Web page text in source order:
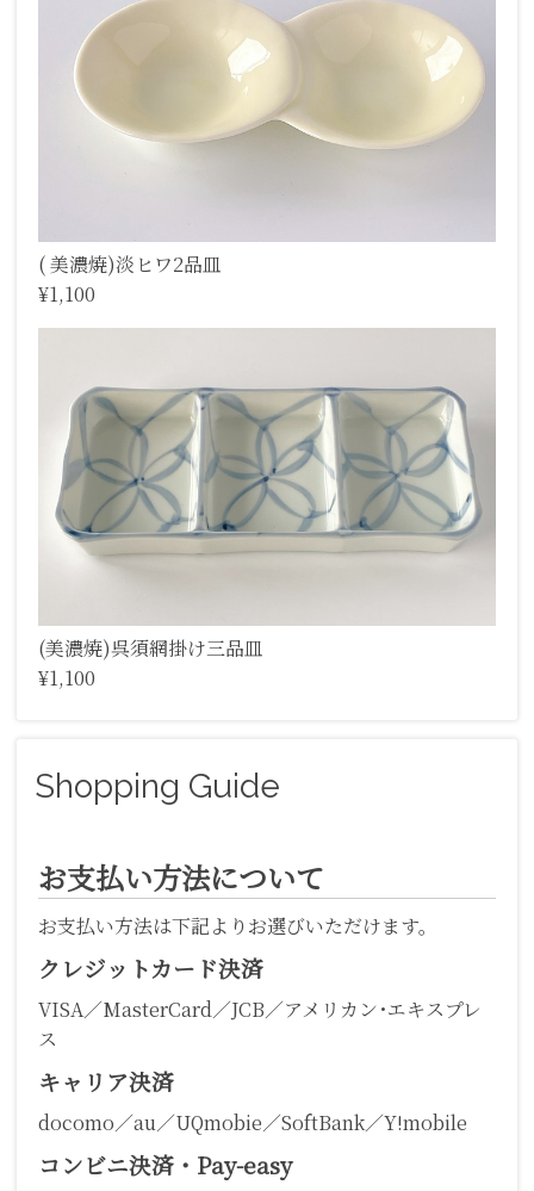
( 美濃焼)淡ヒワ2品皿
¥1,100
(美濃焼)呉須網掛け三品皿
¥1,100
Shopping Guide
お支払い方法について
お支払い方法は下記よりお選びいただけます。
クレジットカード決済
VISA／MasterCard／JCB／アメリカン･エキスプレ
ス
キャリア決済
docomo／au／UQmobie／SoftBank／Y!mobile
コンビニ決済・Pay-easy